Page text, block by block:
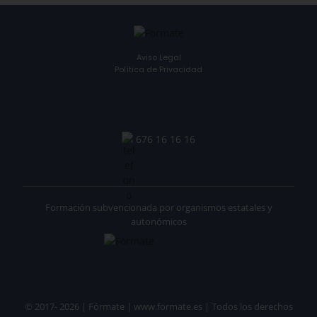
Aviso Legal
Política de Privacidad
676 16 16 16
© 2017- 2026 | Fórmate | www.formate.es | Todos los derechos
Formación subvencionada por organismos estatales y
autonómicos